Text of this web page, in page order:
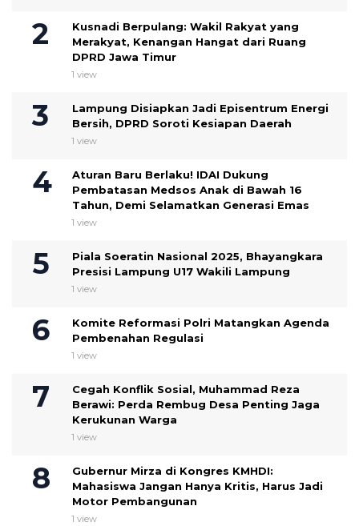
Kusnadi Berpulang: Wakil Rakyat yang
Merakyat, Kenangan Hangat dari Ruang
DPRD Jawa Timur
1 view
Lampung Disiapkan Jadi Episentrum Energi
Bersih, DPRD Soroti Kesiapan Daerah
1 view
Aturan Baru Berlaku! IDAI Dukung
Pembatasan Medsos Anak di Bawah 16
Tahun, Demi Selamatkan Generasi Emas
1 view
Piala Soeratin Nasional 2025, Bhayangkara
Presisi Lampung U17 Wakili Lampung
1 view
Komite Reformasi Polri Matangkan Agenda
Pembenahan Regulasi
1 view
Cegah Konflik Sosial, Muhammad Reza
Berawi: Perda Rembug Desa Penting Jaga
Kerukunan Warga
1 view
Gubernur Mirza di Kongres KMHDI:
Mahasiswa Jangan Hanya Kritis, Harus Jadi
Motor Pembangunan
1 view